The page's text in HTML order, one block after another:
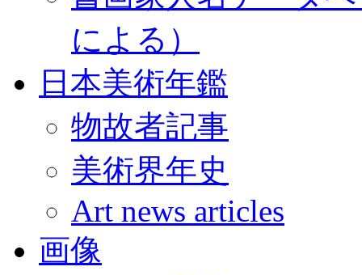
による）
日本美術年鑑
物故者記事
美術界年史
Art news articles
画像